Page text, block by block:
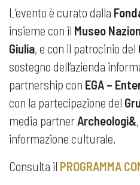
L’evento è curato dalla
insieme con il Museo
Giulia, e con il patrocinio del
sostegno dell’azienda
partnership con EGA –
con la partecipazione del
media partner Archeologi&
informazione culturale.
Consulta il PROGRAMMA